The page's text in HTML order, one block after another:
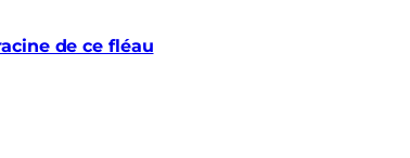
de ce fléau